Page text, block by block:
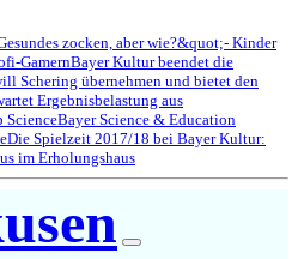
zocken, aber wie?&quot;- Kinder
GamernBayer Kultur beendet die
Schering übernehmen und bietet den
Ergebnisbelastung aus
ScienceBayer Science & Education
Die Spielzeit 2017/18 bei Bayer Kultur:
im Erholungshaus